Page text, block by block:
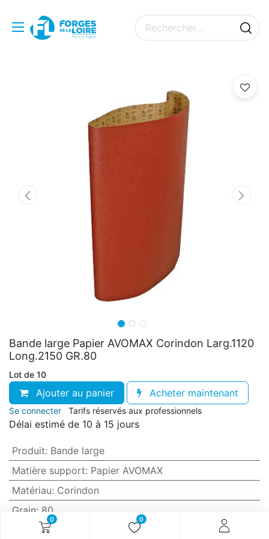
0 0
Bande large Papier AVOMAX Corindon Larg.1120
Long.2150 GR.80
Lot de 10
Ajouter au panier Acheter maintenant
Se connecter Tarifs réservés aux professionnels
Délai estimé de 10 à 15 jours
Produit: Bande large
Matière support: Papier AVOMAX
Matériau: Corindon
Grain: 80
Anti-encrassement